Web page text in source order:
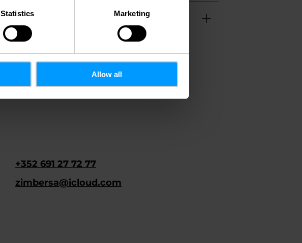
Statistics Marketing
Allow all
+352 691 27 72 77
zimbersa@icloud.com